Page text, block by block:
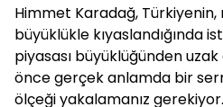
Himmet Karadağ,
büyüklükle kıyaslandığında
piyasası büyüklüğünden
önce gerçek anlamda bir
ölçeği yakalamanız